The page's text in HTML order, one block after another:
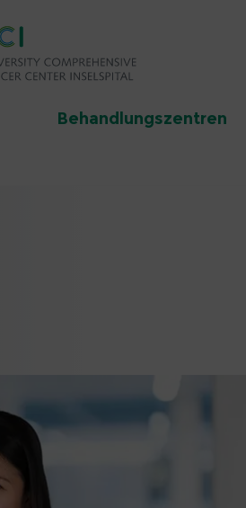
Behandlungszentren